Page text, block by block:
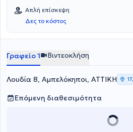
Απλή επίσκεψη
Δες το κόστος
Γραφείο 1 Βιντεοκλήση
Λουδία 8, Αμπελόκηποι, ΑΤΤΙΚΗ
Επόμενη διαθεσιμότητα